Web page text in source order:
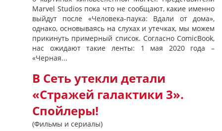
Marvel Studios пока что не сообщают, какие именно
выйдут после «Человека-паука: Вдали от дома»,
однако, основываясь на слухах и утечках, мы можем
прикинуть примерный список. Согласно ComicBook,
нас ожидают такие ленты: 1 мая 2020 года –
«Черная...
В Сеть утекли детали
«Стражей галактики 3».
Спойлеры!
(Фильмы и сериалы)